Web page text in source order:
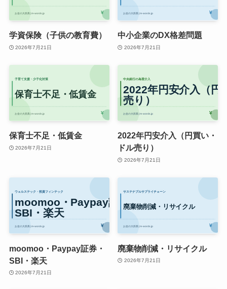
学資保険（子供の教育費）
2026年7月21日
中小企業のDX格差問題
2026年7月21日
保育士不足・低賃金
2026年7月21日
2022年円安介入（円買い・
ドル売り）
2026年7月21日
moomoo・Paypay証券・
SBI・楽天
2026年7月21日
廃棄物削減・リサイクル
2026年7月21日